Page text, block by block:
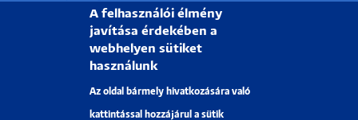
Partnerkapcsolati lehetőségek
Médiaajánlat
Pályázati projektek
A felhasználói élmény
javítása érdekében a
webhelyen sütiket
használunk
Az oldal bármely hivatkozására való
kattintással hozzájárul a sütik